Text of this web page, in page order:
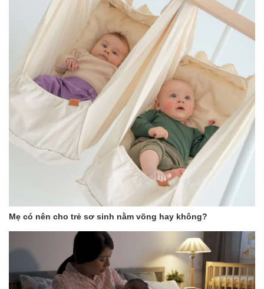
Chuẩn bị tã:
Mở tã ra, kéo băng dán hai bên để tã phẳng.
Mặc tã cho bé:
Đặt bé nằm ngửa, đặt phần sau của tã dưới mông
bé.
Kéo phần trước của tã lên, điều chỉnh sao cho vừa
vặn với bụng bé.
Dán hai băng dán hai bên sao cho tã ôm sát mà
không quá chặt.
Kiểm tra:
Đảm bảo băng dán và tã không quá chặt để bé có
thể di chuyển thoải mái.
Tã Merries Size L Quần:
Chuẩn bị tã:
Mở tã ra, kéo giãn phần eo và chân để dễ mặc cho
Mặc tã cho bé:
Đặt bé nằm ngửa hoặc đứng, luồn chân bé vào hai lỗ
Mẹ có nên cho trẻ sơ sinh nằm võng hay không?